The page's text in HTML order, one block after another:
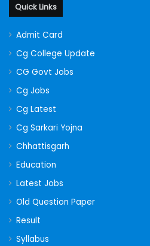
Quick Links
Admit Card
Cg College Update
CG Govt Jobs
Cg Jobs
Cg Latest
Cg Sarkari Yojna
Chhattisgarh
Education
Latest Jobs
Old Question Paper
Result
Syllabus